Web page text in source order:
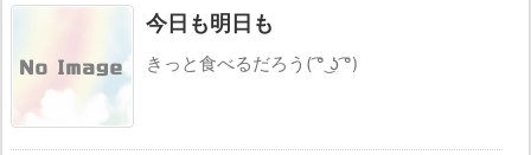
今日も明日も
きっと食べるだろう( ͡° ͜ʖ ͡°)